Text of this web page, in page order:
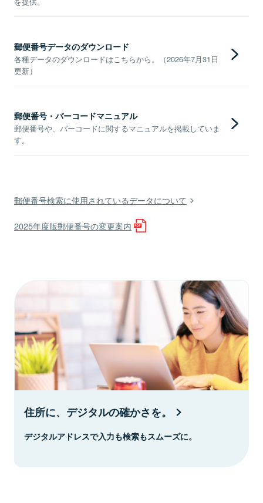
郵便番号データのダウンロード
各種データのダウンロードはこちらから。（2026年7月31日
更新）
郵便番号・バーコードマニュアル
郵便番号や、バーコードに関するマニュアルを掲載していま
す。
郵便番号検索に使用されているデータについて
2025年度版郵便番号の変更案内
住所に、デジタルの確かさを。
デジタルアドレスで入力も検索もスムーズに。